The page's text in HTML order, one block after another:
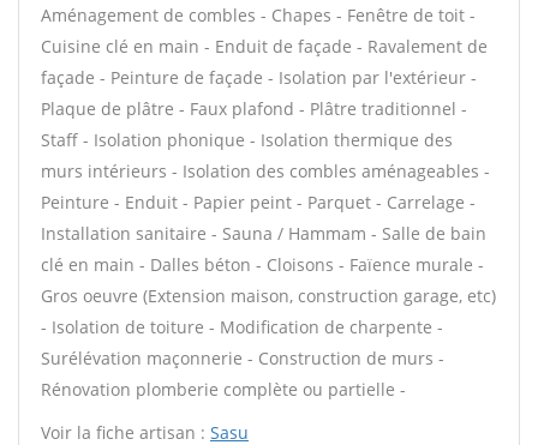
Aménagement de combles - Chapes - Fenêtre de toit -
Cuisine clé en main - Enduit de façade - Ravalement de
façade - Peinture de façade - Isolation par l'extérieur -
Plaque de plâtre - Faux plafond - Plâtre traditionnel -
Staff - Isolation phonique - Isolation thermique des
murs intérieurs - Isolation des combles aménageables -
Peinture - Enduit - Papier peint - Parquet - Carrelage -
Installation sanitaire - Sauna / Hammam - Salle de bain
clé en main - Dalles béton - Cloisons - Faïence murale -
Gros oeuvre (Extension maison, construction garage, etc)
- Isolation de toiture - Modification de charpente -
Surélévation maçonnerie - Construction de murs -
Rénovation plomberie complète ou partielle -
Voir la fiche artisan : Sasu